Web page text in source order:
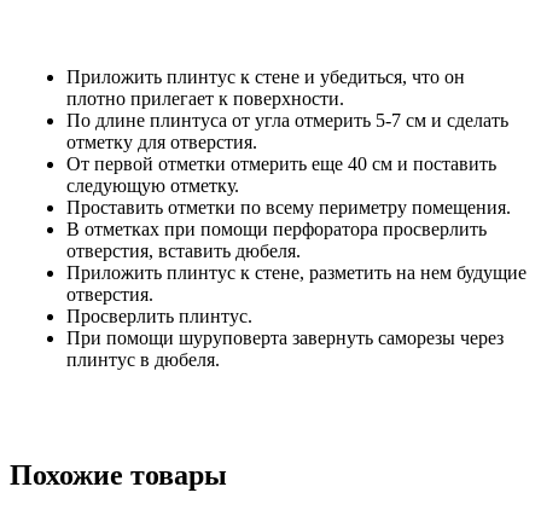
Приложить плинтус к стене и убедиться, что он
плотно прилегает к поверхности.
По длине плинтуса от угла отмерить 5-7 см и сделать
отметку для отверстия.
От первой отметки отмерить еще 40 см и поставить
следующую отметку.
Проставить отметки по всему периметру помещения.
В отметках при помощи перфоратора просверлить
отверстия, вставить дюбеля.
Приложить плинтус к стене, разметить на нем будущие
отверстия.
Просверлить плинтус.
При помощи шуруповерта завернуть саморезы через
плинтус в дюбеля.
Похожие товары